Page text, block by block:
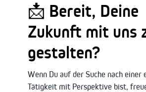
📩 Bereit, Deine
Zukunft mit uns
gestalten?
Wenn Du auf der Suche nach einer
Tätigkeit mit Perspektive bist,